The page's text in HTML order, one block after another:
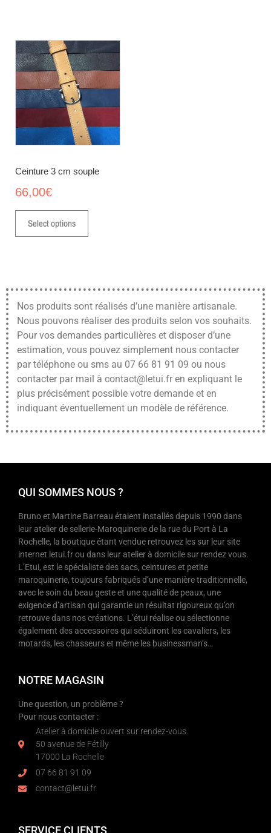
Ceinture 3 cm souple
66,00€
Select options
Nos produits sont réalisés d’une manière artisanale.
Nous pouvons réaliser des produits selon vos souhaits.
Pour vos demandes particulières et disposer d’une
estimation, vous pouvez simplement nous contacter
par téléphone ou sms au 07 66 81 91 09 ou nous
contacter par mail à contact@letui.fr en expliquant le
plus précisément possible votre demande et en
indiquant éventuellement un modèle de référence.
QUI SOMMES NOUS ?
Bruno et Martine Barreau étaient installés depuis 1990 dans
leur atelier de sellerie-Maroquinerie de la rue du Port à La
Rochelle, la boutique étant vendue retrouvez les sur leur site
internet letui.fr ou dans leur atelier à domicile sur rendez vous.
L’Etui, est le spécialiste des sacs, ceintures et petite
maroquinerie, toujours fabriqués d’une manière traditionnelle,
avec le soin du beau geste et une qualité de peaux, une
exigence d’artisan qui garantie un résultat rigoureux qu’on
retrouve dans nos créations. L’étui réalise ou sélectionne
également des accessoires qui séduiront les cavaliers, les
motards, les chasseurs et même les businessman’s…
NOTRE MAGASIN
Une question, un problème ?
Pour nous contacter :
Atelier à domicile ouvert sur rendez-vous.
50 avenue de Fétilly
17000 La Rochelle
07 66 81 91 09
contact@letui.fr
SERVICE CLIENTS